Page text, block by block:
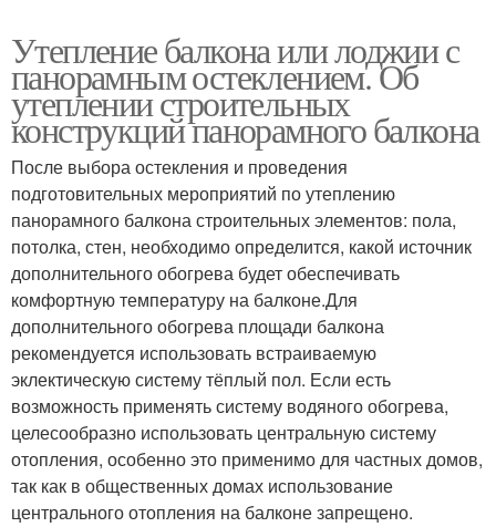
Утепление балкона или лоджии с
панорамным остеклением. Об
утеплении строительных
конструкций панорамного балкона
После выбора остекления и проведения
подготовительных мероприятий по утеплению
панорамного балкона строительных элементов: пола,
потолка, стен, необходимо определится, какой источник
дополнительного обогрева будет обеспечивать
комфортную температуру на балконе.Для
дополнительного обогрева площади балкона
рекомендуется использовать встраиваемую
эклектическую систему тёплый пол. Если есть
возможность применять систему водяного обогрева,
целесообразно использовать центральную систему
отопления, особенно это применимо для частных домов,
так как в общественных домах использование
центрального отопления на балконе запрещено.